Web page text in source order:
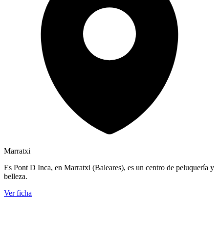
Marratxi
Es Pont D Inca, en Marratxi (Baleares), es un centro de peluquería y
belleza.
Ver ficha